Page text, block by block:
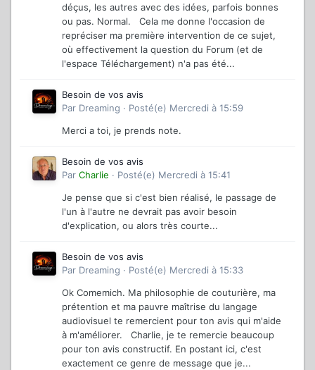
déçus, les autres avec des idées, parfois bonnes
ou pas. Normal. Cela me donne l'occasion de
repréciser ma première intervention de ce sujet,
où effectivement la question du Forum (et de
l'espace Téléchargement) n'a pas été...
Besoin de vos avis
Par Dreaming · Posté(e) Mercredi à 15:59
Merci a toi, je prends note.
Besoin de vos avis
Par Charlie · Posté(e) Mercredi à 15:41
Je pense que si c'est bien réalisé, le passage de
l'un à l'autre ne devrait pas avoir besoin
d'explication, ou alors très courte...
Besoin de vos avis
Par Dreaming · Posté(e) Mercredi à 15:33
Ok Comemich. Ma philosophie de couturière, ma
prétention et ma pauvre maîtrise du langage
audiovisuel te remercient pour ton avis qui m'aide
à m'améliorer. Charlie, je te remercie beaucoup
pour ton avis constructif. En postant ici, c'est
exactement ce genre de message que je...